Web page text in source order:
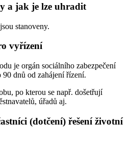
a jak je lze uhradit
stanoveny.
vyřízení
je orgán sociálního zabezpečení
dnů od zahájení řízení.
po kterou se např. došetřují
úřadů aj.
(dotčení) řešení životní